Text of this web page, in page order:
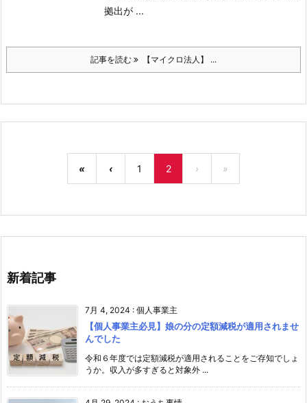
拠出が ...
記事を読む 【マイクロ法人】 ...
« ‹ 1 2 › »
新着記事
7月 4, 2024 : 個人事業主
【個人事業主必見】娘の分の定額減税が適用されませ
んでした
令和６年度では定額減税が適用されることをご存知でしょ
うか。収入が多すぎると対象外 ...